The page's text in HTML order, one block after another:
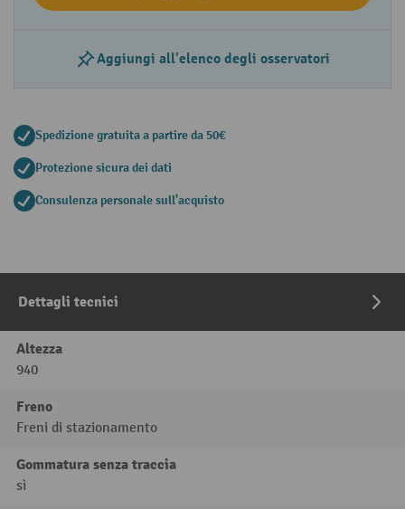
Aggiungi all'elenco degli osservatori
Spedizione gratuita a partire da 50€
Protezione sicura dei dati
Consulenza personale sull'acquisto
Dettagli tecnici
Altezza
940
Freno
Freni di stazionamento
Gommatura senza traccia
sì